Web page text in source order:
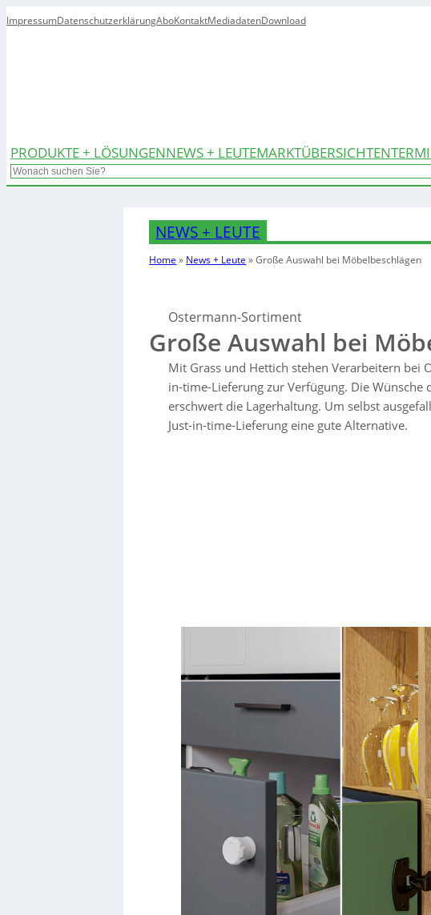
ImpressumDatenschutzerklärungAboKontaktMediadatenDownload
PRODUKTE + LÖSUNGENNEWS + LEUTEMARKTÜBERSICHTEN
Search
NEWS + LEUTE
Home » News + Leute »Große Auswahl bei Möbelbeschlägen
Ostermann-Sortiment
Große Auswahl bei
Mit Grass und Hettich stehen Verarbeitern bei
in-time-Lieferung zur Verfügung. Die
erschwert die Lagerhaltung. Um selbst
Just-in-time-Lieferung eine gute Alternative.